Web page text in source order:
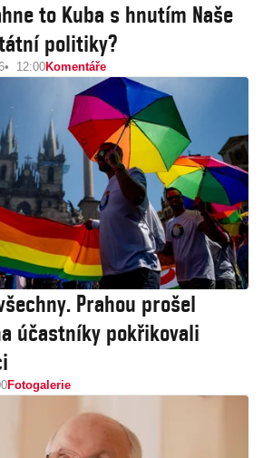
to Kuba s hnutím Naše
politiky?
12:00Komentáře
Prahou prošel
účastníky pokřikovali
Fotogalerie